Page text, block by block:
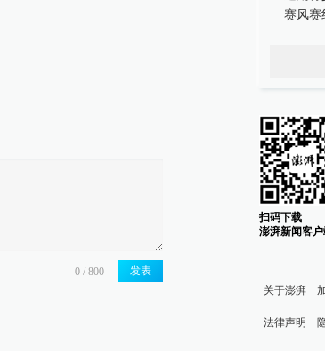
发表
赛风赛
扫码下载
澎湃新闻客
关于澎湃
法律声明